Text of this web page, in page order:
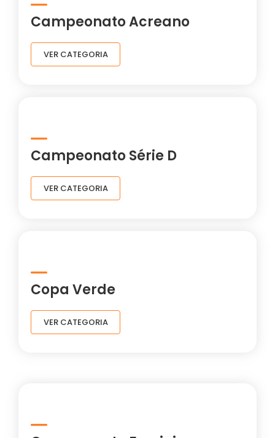
Campeonato Acreano
VER CATEGORIA
Campeonato Série D
VER CATEGORIA
Copa Verde
VER CATEGORIA